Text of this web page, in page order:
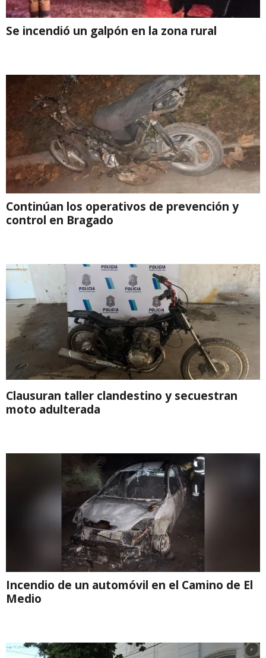
Se incendió un galpón en la zona rural
Continúan los operativos de prevención y
control en Bragado
Clausuran taller clandestino y secuestran
moto adulterada
Incendio de un automóvil en el Camino de El
Medio